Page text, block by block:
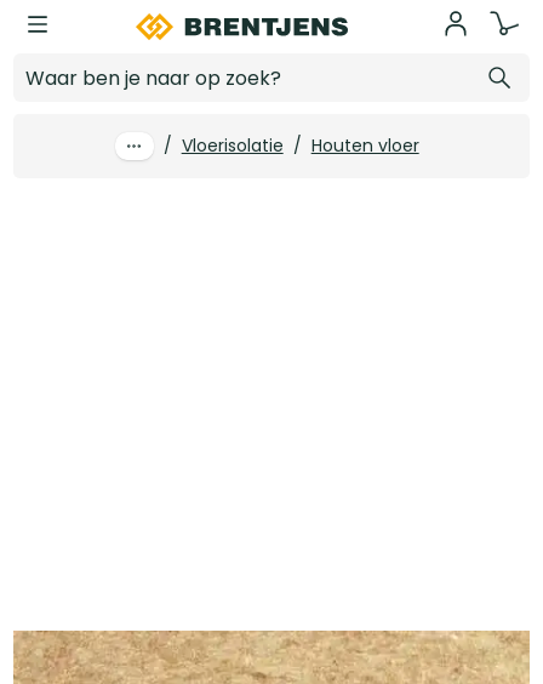
Ga naar hoofdinhoud
/ Vloerisolatie / Houten vloer
Log in voor prijzen